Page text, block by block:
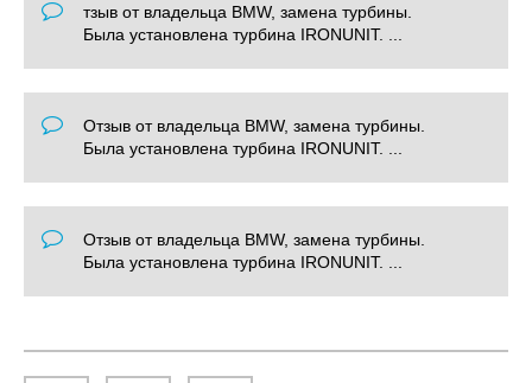
тзыв от владельца BMW, замена турбины.
Была установлена турбина IRONUNIT. ...
Отзыв от владельца BMW, замена турбины.
Была установлена турбина IRONUNIT. ...
Отзыв от владельца BMW, замена турбины.
Была установлена турбина IRONUNIT. ...